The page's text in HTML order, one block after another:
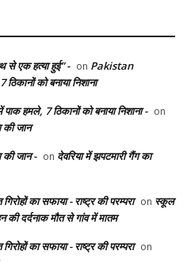
से एक हत्या हुई” - on Pakistan
को बनाया निशाना
हमले, 7 ठिकानों को बनाया निशाना - on
की जान
की जान - on देवरिया में झपटमारी गैंग का
का सफाया - राष्ट्र की परम्परा on स्कूल
दर्दनाक मौत से गांव में मातम
का सफाया - राष्ट्र की परम्परा on